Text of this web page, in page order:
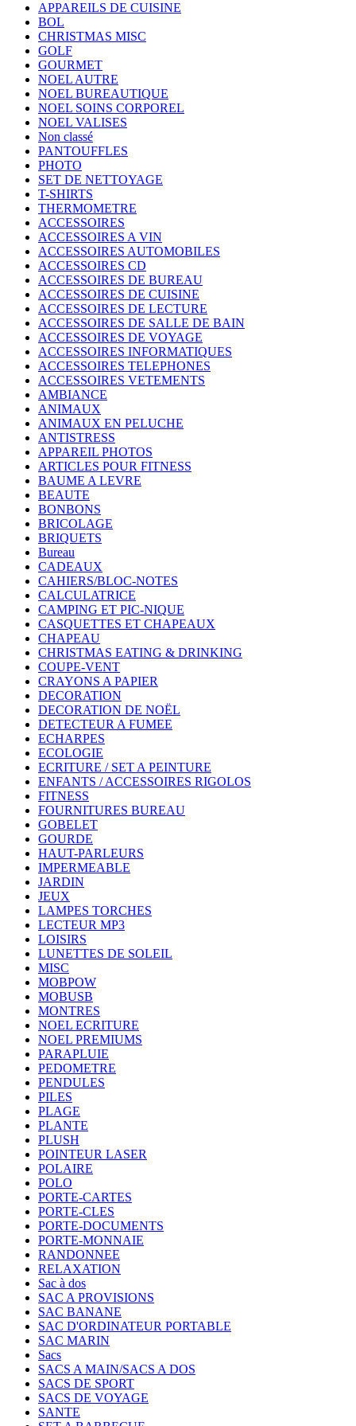
APPAREILS DE CUISINE
BOL
CHRISTMAS MISC
GOLF
GOURMET
NOEL AUTRE
NOEL BUREAUTIQUE
NOEL SOINS CORPOREL
NOEL VALISES
Non classé
PANTOUFFLES
PHOTO
SET DE NETTOYAGE
T-SHIRTS
THERMOMETRE
ACCESSOIRES
ACCESSOIRES A VIN
ACCESSOIRES AUTOMOBILES
ACCESSOIRES CD
ACCESSOIRES DE BUREAU
ACCESSOIRES DE CUISINE
ACCESSOIRES DE LECTURE
ACCESSOIRES DE SALLE DE BAIN
ACCESSOIRES DE VOYAGE
ACCESSOIRES INFORMATIQUES
ACCESSOIRES TELEPHONES
ACCESSOIRES VETEMENTS
AMBIANCE
ANIMAUX
ANIMAUX EN PELUCHE
ANTISTRESS
APPAREIL PHOTOS
ARTICLES POUR FITNESS
BAUME A LEVRE
BEAUTE
BONBONS
BRICOLAGE
BRIQUETS
Bureau
CADEAUX
CAHIERS/BLOC-NOTES
CALCULATRICE
CAMPING ET PIC-NIQUE
CASQUETTES ET CHAPEAUX
CHAPEAU
CHRISTMAS EATING & DRINKING
COUPE-VENT
CRAYONS A PAPIER
DECORATION
DECORATION DE NOËL
DETECTEUR A FUMEE
ECHARPES
ECOLOGIE
ECRITURE / SET A PEINTURE
ENFANTS / ACCESSOIRES RIGOLOS
FITNESS
FOURNITURES BUREAU
GOBELET
GOURDE
HAUT-PARLEURS
IMPERMEABLE
JARDIN
JEUX
LAMPES TORCHES
LECTEUR MP3
LOISIRS
LUNETTES DE SOLEIL
MISC
MOBPOW
MOBUSB
MONTRES
NOEL ECRITURE
NOEL PREMIUMS
PARAPLUIE
PEDOMETRE
PENDULES
PILES
PLAGE
PLANTE
PLUSH
POINTEUR LASER
POLAIRE
POLO
PORTE-CARTES
PORTE-CLES
PORTE-DOCUMENTS
PORTE-MONNAIE
RANDONNEE
RELAXATION
Sac à dos
SAC A PROVISIONS
SAC BANANE
SAC D'ORDINATEUR PORTABLE
SAC MARIN
Sacs
SACS A MAIN/SACS A DOS
SACS DE SPORT
SACS DE VOYAGE
SANTE